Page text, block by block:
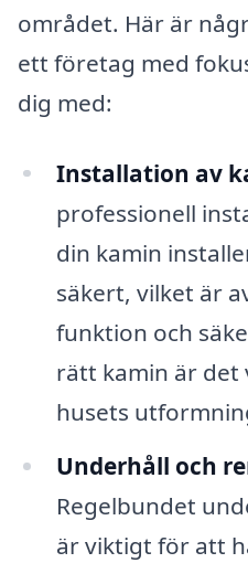
området. Här är
ett företag med
dig med:
Installation av
professionell
din kamin
säkert, vilket är
funktion och
rätt kamin är det
husets
Underhåll och
Regelbundet
är viktigt för att